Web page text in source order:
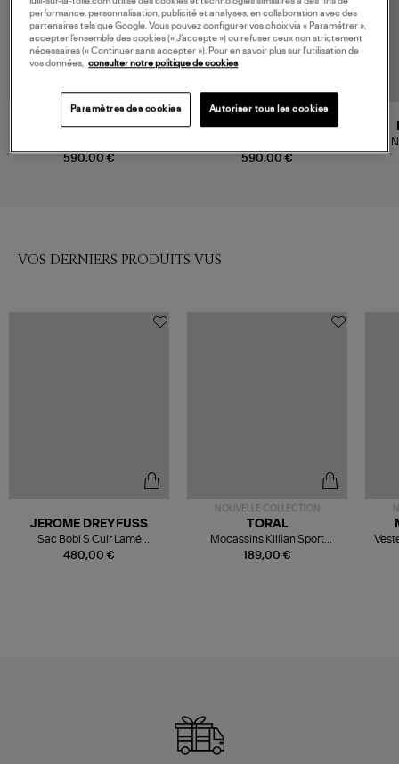
590,00 €
ISABEL MARANT
590,00 €
ISABEL MARANT
Sac
VOS DERNIERS PRODUITS VUS
480,00 €
JEROME DREYFUSS
Sac Bobi S Cuir Lamé
Champagne
NOUVELLE COLLECTION
189,00 €
TORAL
Mocassins Killian Sport
Mousse
performance, personnalisation, publicité et analyses, en collaboration avec des
partenaires tels que Google. Vous pouvez configurer vos choix via « Paramétrer »,
accepter l’ensemble des cookies (« J’accepte ») ou refuser ceux non strictement
nécessaires (« Continuer sans accepter »). Pour en savoir plus sur l’utilisation de
vos données, consulter notre politique de cookies
Paramètres des cookies Autoriser tous les cookies